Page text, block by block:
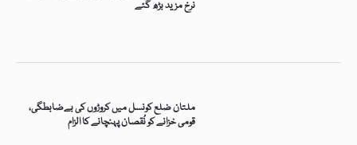
نرخ مزید بڑھ گئے
ملتان ضلع کونسل میں کروڑوں کی بےضابطگی،
قومی خزانے کو نُقصان پہنچانے کا الزام